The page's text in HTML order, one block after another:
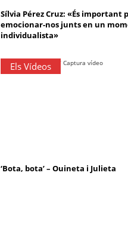
Sílvia Pérez Cruz: «És important
emocionar-nos junts en un
individualista»
Els Vídeos
‘Bota, bota’ – Ouineta i Julieta